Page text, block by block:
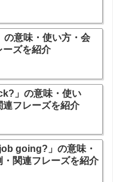
の意味・使い方・会
ーズを紹介
」の意味・使い
フレーズを紹介
going?」の意味・
関連フレーズを紹介